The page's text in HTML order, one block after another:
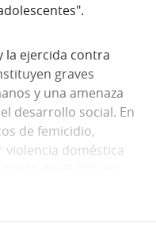
la ejercida contra
graves
y una amenaza
desarrollo social. En
de femicidio,
violencia doméstica
un 65 % en la